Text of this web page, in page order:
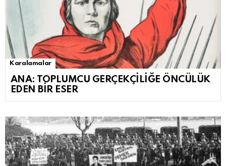
Karalamalar
ANA: TOPLUMCU GERÇEKÇİLİĞE ÖNCÜLÜK
EDEN BİR ESER